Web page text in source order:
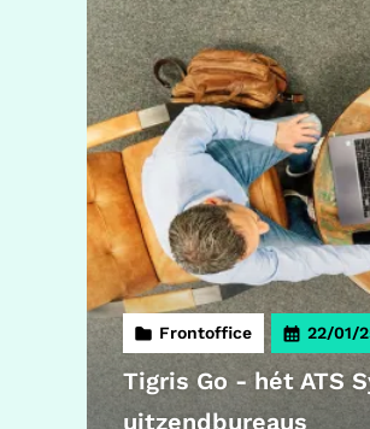
Frontoffice 22/01/
Tigris Go - hét ATS
uitzendbureaus